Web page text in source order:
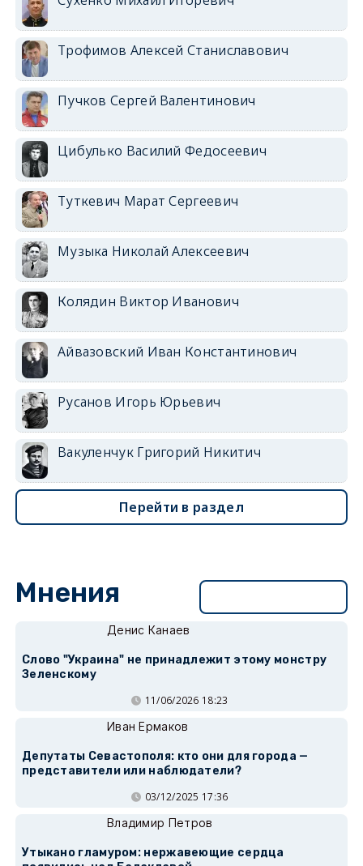
Трофимов Алексей Станиславович
Пучков Сергей Валентинович
Цибулько Василий Федосеевич
Туткевич Марат Сергеевич
Музыка Николай Алексеевич
Колядин Виктор Иванович
Айвазовский Иван Константинович
Русанов Игорь Юрьевич
Вакуленчук Григорий Никитич
Перейти в раздел
Мнения
Денис Канаев
Слово "Украина" не принадлежит этому монстру
Зеленскому
11/06/2026 18:23
Иван Ермаков
Депутаты Севастополя: кто они для города —
представители или наблюдатели?
03/12/2025 17:36
Владимир Петров
Утыкано гламуром: нержавеющие сердца